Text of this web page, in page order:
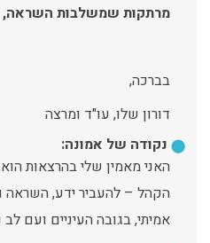
מרתקות שמשלבות השראה,
בברכה,
דורון שלו, עו"ד ומרצה
נקודה של אמונה:
האני מאמין שלי בהרצאות
הקהל – להעביר ידע, השראה
אמיתי, בגובה העיניים ועם